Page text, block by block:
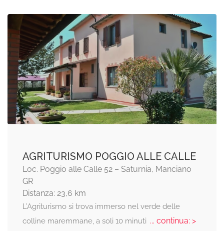
AGRITURISMO POGGIO ALLE CALLE
Loc. Poggio alle Calle 52 – Saturnia, Manciano
GR
Distanza: 23,6 km
L’Agriturismo si trova immerso nel verde delle
colline maremmane, a soli 10 minuti ... continua: >